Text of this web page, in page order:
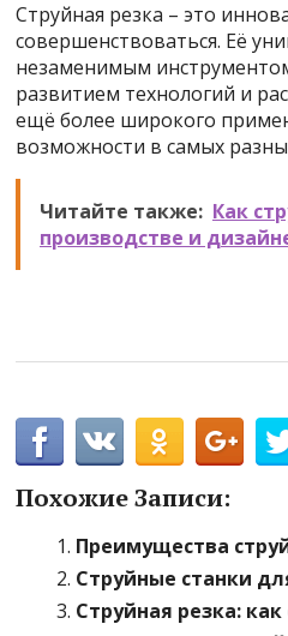
Струйная резка – это
совершенствоваться. Её
незаменимым
развитием технологий и
ещё более широкого
возможности в самых
Читайте также: Как
производстве и
Похожие Записи:
Преимущества
Струйные станки
Струйная резка: